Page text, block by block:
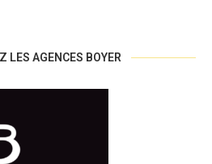
LES AGENCES BOYER